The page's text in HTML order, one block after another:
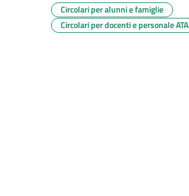
Circolari per alunni e famiglie
Circolari per docenti e personale ATA